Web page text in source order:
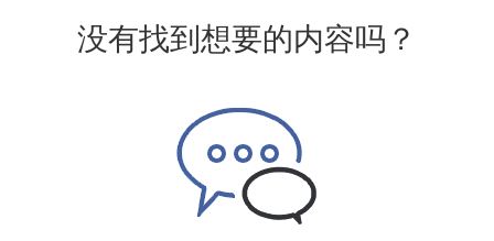
没有找到想要的内容吗？